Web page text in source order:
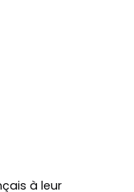
à leur